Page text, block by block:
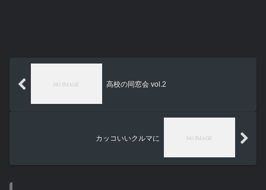
高校の同窓会 vol.2
カッコいいクルマに